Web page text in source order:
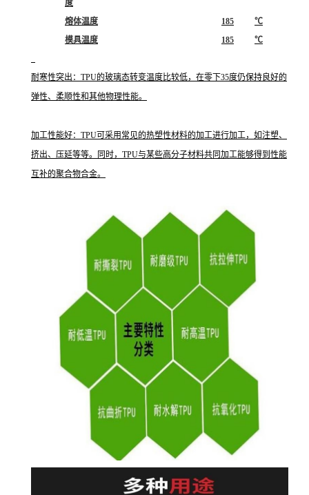
度
熔体温度
185
℃
模具温度
185 ℃
耐寒性突出：TPU的玻璃态转变温度比较低，在零下35度仍保持良好的
弹性、柔顺性和其他物理性能。
加工性能好：TPU可采用常见的热塑性材料的加工进行加工，如注塑、
挤出、压延等等。同时，TPU与某些高分子材料共同加工能够得到性能
互补的聚合物合金。